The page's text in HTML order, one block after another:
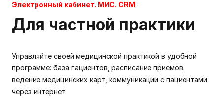
Электронный кабинет. МИС. CRM
Для частной практики
Управляйте своей медицинской практикой в удобной
программе: база пациентов, расписание приемов,
ведение медицинских карт, коммуникации с пациентами
через интернет